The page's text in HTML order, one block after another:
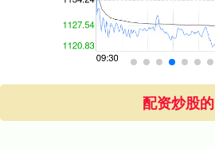
配资炒股的